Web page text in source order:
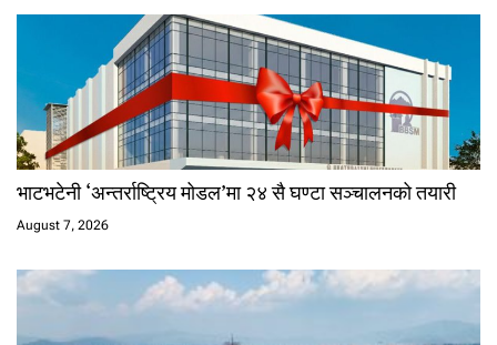
भाटभटेनी ‘अन्तर्राष्ट्रिय मोडल’मा २४ सै घण्टा सञ्चालनको तयारी
August 7, 2026